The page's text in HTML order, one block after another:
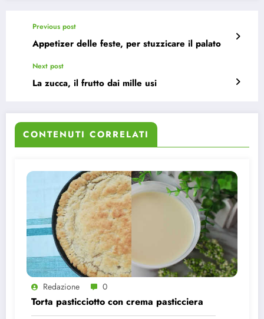
Previous post
Appetizer delle feste, per stuzzicare il palato
Next post
La zucca, il frutto dai mille usi
CONTENUTI CORRELATI
Redazione 0
Torta pasticciotto con crema pasticciera